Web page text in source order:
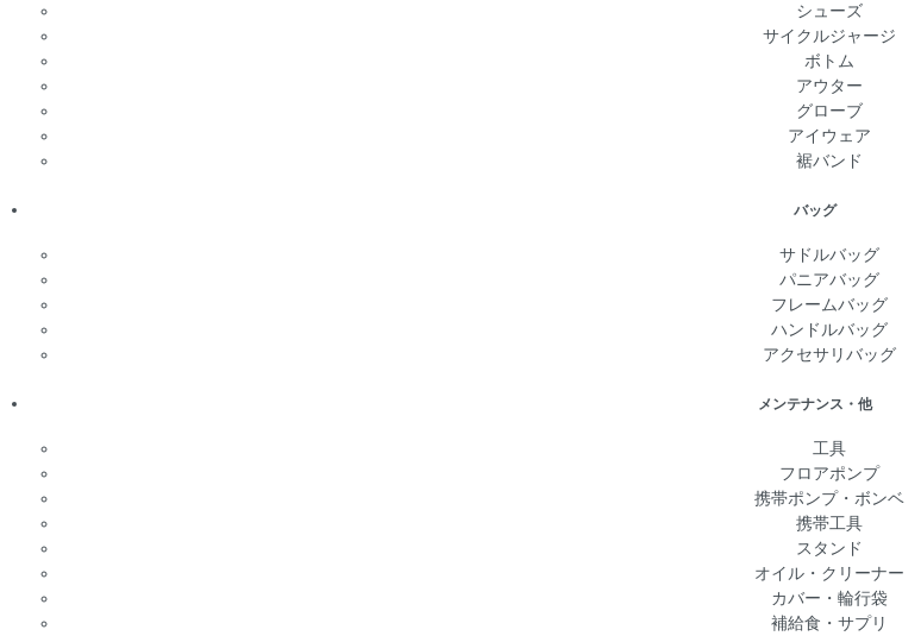
シューズ
サイクルジャージ
ボトム
アウター
グローブ
アイウェア
裾バンド
バッグ
サドルバッグ
パニアバッグ
フレームバッグ
ハンドルバッグ
アクセサリバッグ
メンテナンス・他
工具
フロアポンプ
携帯ポンプ・ボンベ
携帯工具
スタンド
オイル・クリーナー
カバー・輪行袋
補給食・サプリ